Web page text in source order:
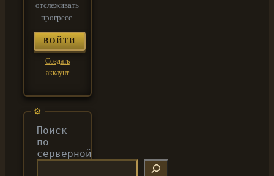
отслеживать
прогресс.
ВОЙТИ
Создать
аккаунт
Поиск
по
серверной